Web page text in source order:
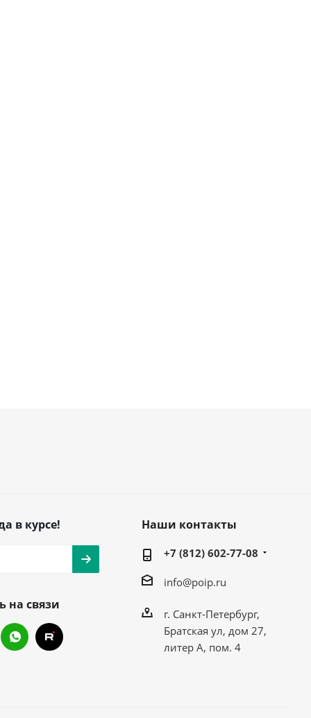
в курсе!
на связи
Наши контакты
+7 (812) 602-77-08
info@poip.ru
г. Санкт-Петербург,
Братская ул, дом 27,
литер А, пом. 4